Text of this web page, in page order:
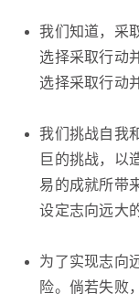
我们知道，采
选择采取行动
选择采取行动
我们挑战自我
巨的挑战，以
易的成就所带
设定志向远大
为了实现志向
险。倘若失败